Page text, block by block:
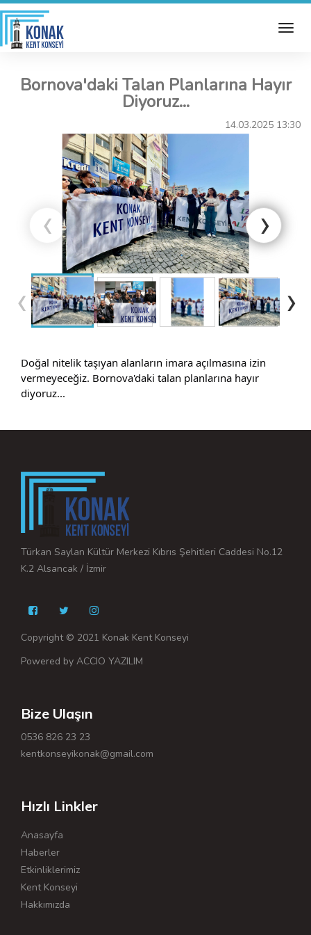
Bornova'daki Talan Planlarına Hayır
Diyoruz...
14.03.2025 13:30
‹
›
‹
›
Doğal nitelik taşıyan alanların imara açılmasına izin
vermeyeceğiz. Bornova'daki talan planlarına hayır
diyoruz...
Türkan Saylan Kültür Merkezi Kıbrıs Şehitleri Caddesi No.12
K.2 Alsancak / İzmir
Copyright © 2021 Konak Kent Konseyi
Powered by ACCIO YAZILIM
Bize Ulaşın
0536 826 23 23
kentkonseyikonak@gmail.com
Hızlı Linkler
Anasayfa
Haberler
Etkinliklerimiz
Kent Konseyi
Hakkımızda